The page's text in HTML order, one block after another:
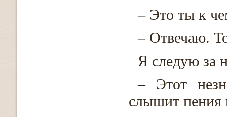
– Это ты к
– Отвечаю.
Я следую за
– Этот
слышит пения